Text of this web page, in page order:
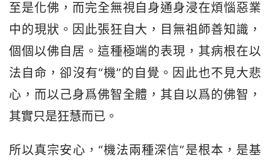
至是化佛，而完全無視自身通身浸在煩惱惡業
中的現狀。因此張狂自大，目無祖師善知識，
個個以佛自居。這種極端的表現，其病根在以
法自命，卻沒有“機”的自覺。因此也不見大悲
心，而以己身爲佛智全體，其自以爲的佛智，
其實只是狂慧而已。
所以真宗安心，“機法兩種深信”是根本，是基